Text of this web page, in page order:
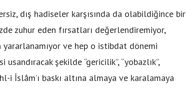
dış hadiseler karşısında da olabildiğince bir
zuhur eden fırsatları değerlendiremiyor,
ve hep o istibdat dönemi
şekilde “gericilik”, “yobazlık”,
i İslâm’ı baskı altına almaya ve karalamaya